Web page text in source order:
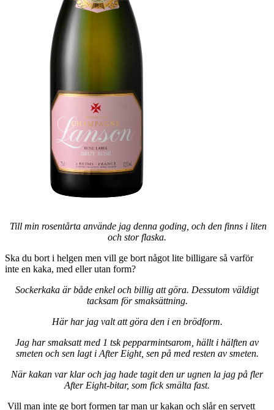
Till min rosentårta använde jag denna goding, och den finns i liten
och stor flaska.
Ska du bort i helgen men vill ge bort något lite billigare så varför
inte en kaka, med eller utan form?
Sockerkaka är både enkel och billig att göra. Dessutom väldigt
tacksam för smaksättning.
Här har jag valt att göra den i en brödform.
Jag har smaksatt med 1 tsk pepparmintsarom, hällt i hälften av
smeten och sen lagt i After Eight, sen på med resten av smeten.
När kakan var klar och jag hade tagit den ur ugnen la jag på fler
After Eight-bitar, som fick smälta fast.
Vill man inte ge bort formen tar man ur kakan och slår en servett